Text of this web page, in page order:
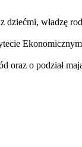
dziećmi, władzę
o podział